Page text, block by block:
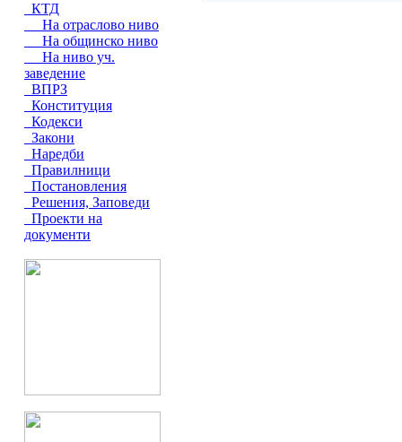
КТД
На отраслово ниво
На общинско ниво
На ниво уч.
заведение
ВПРЗ
Конституция
Кодекси
Закони
Наредби
Правилници
Постановления
Решения, Заповеди
Проекти на
документи